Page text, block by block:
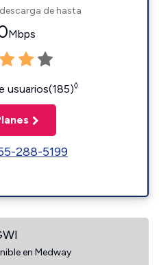
de hasta
Mbps
usuarios(185)◊
288-5199
en Medway